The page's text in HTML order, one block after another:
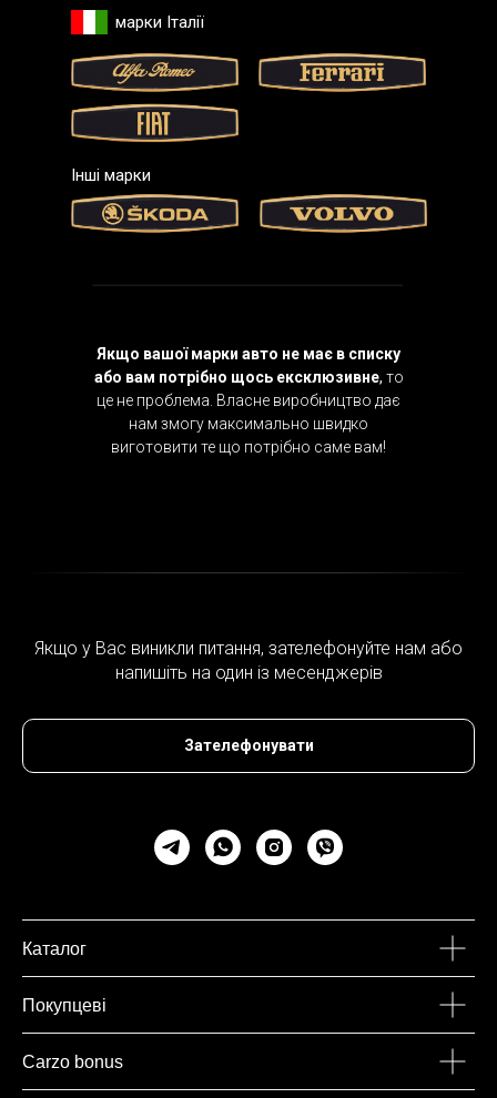
марки Італії
Інші марки
Якщо вашої марки авто не має в списку
або вам потрібно щось ексклюзивне, то
це не проблема. Власне виробництво дає
нам змогу максимально швидко
виготовити те що потрібно саме вам!
Якщо у Вас виникли питання, зателефонуйте нам або
напишіть на один із месенджерів
Зателефонувати
Каталог
Покупцеві
Carzo bonus